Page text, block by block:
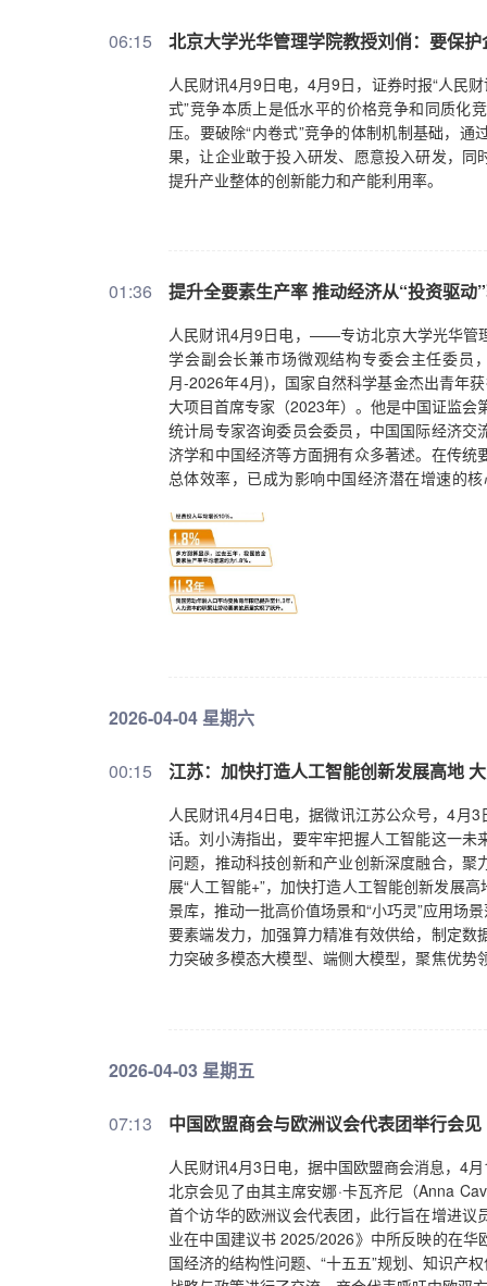
06:15 北京大学光华管理学院教授刘俏：要保
人民财讯4月9日电，4月9日，证券时报“人民
式”竞争本质上是低水平的价格竞争和同质化
压。要破除“内卷式”竞争的体制机制基础，
果，让企业敢于投入研发、愿意投入研发，
提升产业整体的创新能力和产能利用率。
01:36 提升全要素生产率 推动经济从“投资驱动
人民财讯4月9日电，——专访北京大学光华管
学会副会长兼市场微观结构专委会主任委员
月-2026年4月)，国家自然科学基金杰出青年
大项目首席专家（2023年）。他是中国证监会
统计局专家咨询委员会委员，中国国际经济
济学和中国经济等方面拥有众多著述。在传
总体效率，已成为影响中国经济潜在增速的
的持续增长注入了新动能。进入“十五五”开局
入驱动”到“效率跃升”的关键跨越，直接关系
讯·大观”栏目特邀北京大学光华管理学院前院
及“十五五”时期提升全要素生产率所需的改革
远？证券时报记者：随着“十四五”收官，多
技创新实力跨越式发展的重要标志。但研发强
有短板。数据显示，我国基础研究占比长期
到N”的技术转化和产业化环节，凭借规模优
需要构建独立创新生态链时，基础研究的短
究和科技人才投入，这是向创新型国家迈进
经费投入与全要素生产率之间是什么关系？刘
资本等传统要素投入后，经济增长中额外的
品，现在能生产5个单位，这多出来的4个单
资源配置效率提升。全要素生产率是推动经
1.8%。全要素生产率的提升，本质上是中国经
育年限已提升至11.3年，人力资本的积累让
到底改变了什么？证券时报记者：有观点认为
化会对居民的就业、收入、社会福利等民生
而是会渗透到生产、分配、交换、消费的各
看，效率提升会推动产业升级，催生新产业
能、高质量的就业岗位，同时推动传统行业
2026-04-04 星期六
00:15 江苏：加快打造人工智能创新发展高地
人民财讯4月4日电，据微讯江苏公众号，4月
话。刘小涛指出，要牢牢把握人工智能这一
问题，推动科技创新和产业创新深度融合，
展“人工智能+”，加快打造人工智能创新发展
景库，推动一批高价值场景和“小巧灵”应用场
要素端发力，加强算力精准有效供给，制定
力突破多模态大模型、端侧大模型，聚焦优
2026-04-03 星期五
07:13 中国欧盟商会与欧洲议会代表团举行会见
人民财讯4月3日电，据中国欧盟商会消息，4
北京会见了由其主席安娜·卡瓦齐尼（Anna
首个访华的欧洲议会代表团，此行旨在增进
业在中国建议书 2025/2026》中所反映的在
国经济的结构性问题、“十五五”规划、知识产